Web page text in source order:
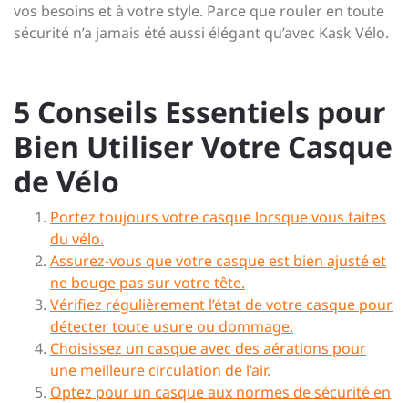
vos besoins et à votre style. Parce que rouler en toute
sécurité n’a jamais été aussi élégant qu’avec Kask Vélo.
5 Conseils Essentiels pour
Bien Utiliser Votre Casque
de Vélo
Portez toujours votre casque lorsque vous faites
du vélo.
Assurez-vous que votre casque est bien ajusté et
ne bouge pas sur votre tête.
Vérifiez régulièrement l’état de votre casque pour
détecter toute usure ou dommage.
Choisissez un casque avec des aérations pour
une meilleure circulation de l’air.
Optez pour un casque aux normes de sécurité en